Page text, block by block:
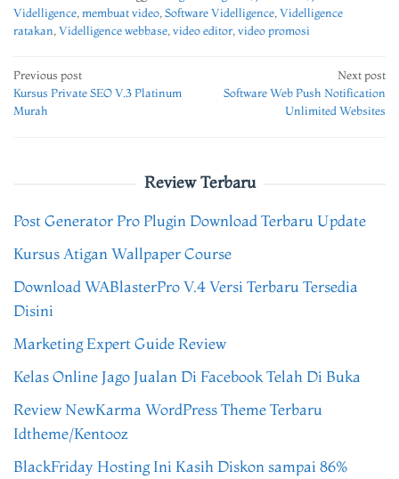
Videlligence membuat video Software Videlligence Videlligence
ratakan Videlligence webbase video editor, video promosi
Post
navigation
Previous post
Kursus Private SEO V.3 Platinum
Murah
Next post
Software Web Push Notification
Unlimited Websites
Review Terbaru
Post Generator Pro Plugin Download Terbaru Update
Kursus Atigan Wallpaper Course
Download WABlasterPro V.4 Versi Terbaru Tersedia
Disini
Marketing Expert Guide Review
Kelas Online Jago Jualan Di Facebook Telah Di Buka
Review NewKarma WordPress Theme Terbaru
Idtheme/Kentooz
BlackFriday Hosting Ini Kasih Diskon sampai 86%